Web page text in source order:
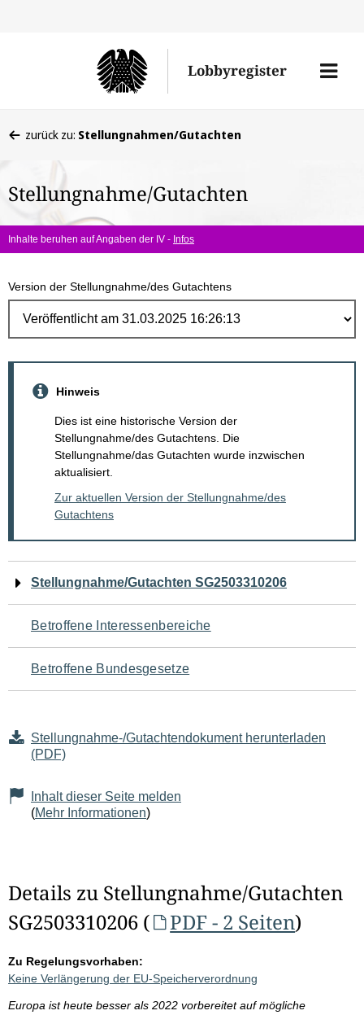
Lobbyregister
Menü
befinden
hier:
zurück zu: Stellungnahmen/Gutachten
Stellungnahme/Gutachten
Inhalte beruhen auf Angaben der IV - Infos
Version der Stellungnahme/des Gutachtens
Hinweis
Dies ist eine historische Version der
Stellungnahme/des Gutachtens. Die
Stellungnahme/das Gutachten wurde inzwischen
aktualisiert.
Zur aktuellen Version der Stellungnahme/des
Gutachtens
Navigation
für
den
Seiteninhalt
Stellungnahme/Gutachten SG2503310206
Betroffene Interessenbereiche
Betroffene Bundesgesetze
Stellungnahme-/Gutachtendokument herunterladen
(PDF)
Inhalt dieser Seite melden
(Mehr Informationen)
Details zu Stellungnahme/Gutachten
SG2503310206 (
PDF - 2 Seiten)
Zu Regelungsvorhaben:
Keine Verlängerung der EU-Speicherverordnung
Europa ist heute besser als 2022 vorbereitet auf mögliche